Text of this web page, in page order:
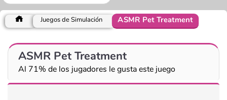
Juegos de Simulación ASMR Pet Treatment
ASMR Pet Treatment
Al 71% de los jugadores le gusta este juego